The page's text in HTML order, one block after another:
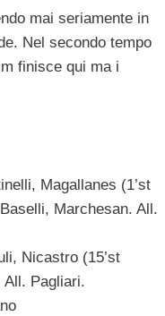
mai seriamente in
Nel secondo tempo
finisce qui ma i
Magallanes (1’st
Marchesan. All.
Nicastro (15’st
All. Pagliari.